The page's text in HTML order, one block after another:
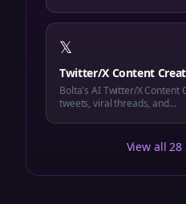
𝕏
Twitter/X Content
Bolta's AI Twitter/X Content
tweets, viral threads, and...
View all